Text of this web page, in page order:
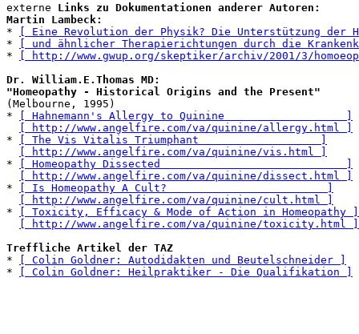
externe Links zu Dokumentationen anderer Autoren:
Martin Lambeck:
*
[ Eine Revolution der Physik? Die Unterstützung der
*
[ und ähnlicher Therapierichtungen durch die
*
[ http://www.gwup.org/skeptiker/archiv/2001/3/
Dr. William.E.Thomas MD:
"Homeopathy - Historical Origins and the Present"
(Melbourne, 1995)
*
[ Hahnemann's Allergy to Quinine                   ]
[ http://www.angelfire.com/va/quinine/allergy.html ]
*
[ The Vis Vitalis Triumphant                   ]
[ http://www.angelfire.com/va/quinine/vis.html ]
*
[ Homeopathy Dissected                             ]
[ http://www.angelfire.com/va/quinine/dissect.html ]
*
[ Is Homeopathy A Cult?                         ]
[ http://www.angelfire.com/va/quinine/cult.html ]
*
[ Toxicity, Efficacy & Mode of Action in Homeopathy ]
[ http://www.angelfire.com/va/quinine/toxicity.html ]
Treffliche Artikel der TAZ
*
[ Colin Goldner: Autodidakten und Beutelschneider ]
*
[ Colin Goldner: Heilpraktiker - Die Qualifikation ]